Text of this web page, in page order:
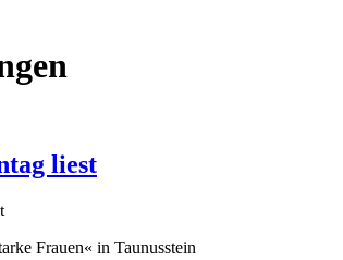
liest
Frauen« in Taunusstein